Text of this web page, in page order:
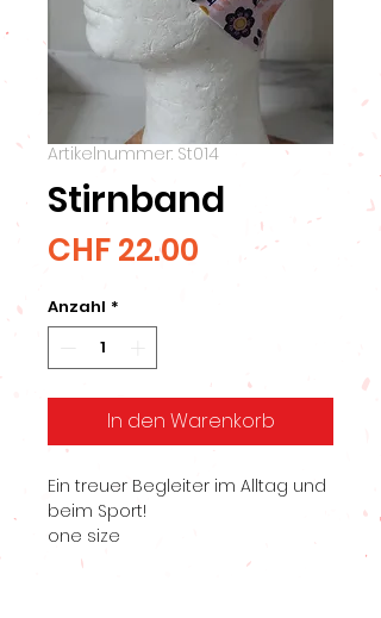
Artikelnummer: St014
Stirnband
CHF 22.00 Preis
Anzahl *
In den Warenkorb
Ein treuer Begleiter im Alltag und
beim Sport!
one size
Breite ca. 10cm